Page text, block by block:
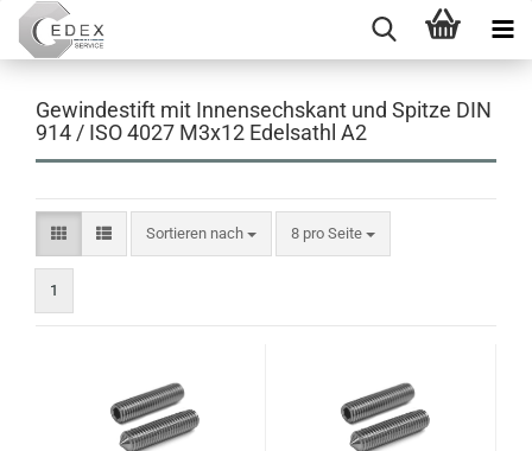
Gewindestift mit Innensechskant und Spitze DIN
914 / ISO 4027 M3x12 Edelsathl A2
Sortieren nach
Sortieren nach 8 pro Seite
pro Seite
1